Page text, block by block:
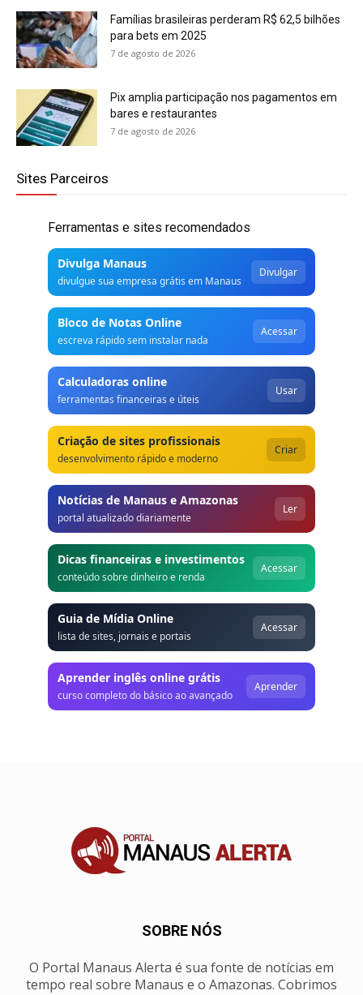
Famílias brasileiras perderam R$ 62,5 bilhões
para bets em 2025
7 de agosto de 2026
Pix amplia participação nos pagamentos em
bares e restaurantes
7 de agosto de 2026
Sites Parceiros
Ferramentas e sites recomendados
Divulga Manaus
divulgue sua empresa grátis em Manaus
Divulgar
Bloco de Notas Online
escreva rápido sem instalar nada
Acessar
Calculadoras online
ferramentas financeiras e úteis
Usar
Criação de sites profissionais
desenvolvimento rápido e moderno
Criar
Notícias de Manaus e Amazonas
portal atualizado diariamente
Ler
Dicas financeiras e investimentos
conteúdo sobre dinheiro e renda
Acessar
Guia de Mídia Online
lista de sites, jornais e portais
Acessar
Aprender inglês online grátis
curso completo do básico ao avançado
Aprender
SOBRE NÓS
O Portal Manaus Alerta é sua fonte de notícias em
tempo real sobre Manaus e o Amazonas. Cobrimos